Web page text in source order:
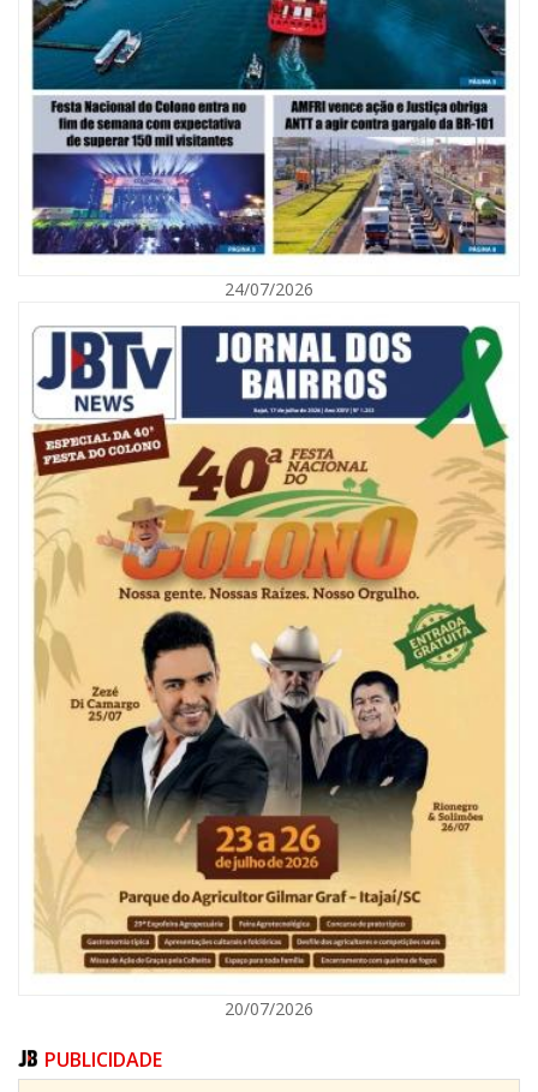
09/08/2026 | 07:00
Mostra Literária ocorrerá no Teatro Bruno Nitz dia 15 de agosto
GERAL
09/08/2026 | 07:00
Painel NIMOB 2026 reúne as principais lideranças para debater o futuro
econômico e imobiliário de Itajaí
BALNEÁRIO CAMBORIÚ
24/07/2026
20/07/2026
PUBLICIDADE